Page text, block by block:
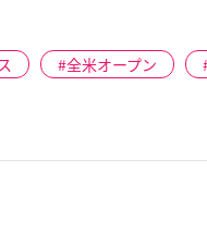
全米オープン